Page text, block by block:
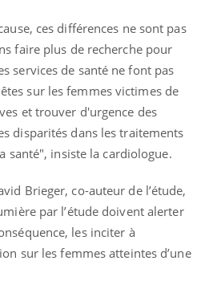
ces différences ne sont pas
faire plus de recherche pour
services de santé ne font pas
sur les femmes victimes de
et trouver d'urgence des
disparités dans les traitements
santé", insiste la cardiologue.
Brieger, co-auteur de l’étude,
par l’étude doivent alerter
les inciter à
sur les femmes atteintes d’une